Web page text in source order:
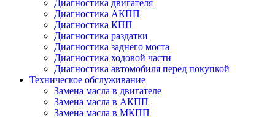
Диагностика двигателя
Диагностика АКПП
Диагностика КПП
Диагностика раздатки
Диагностика заднего моста
Диагностика ходовой части
Диагностика автомобиля перед покупкой
Техническое обслуживание
Замена масла в двигателе
Замена масла в АКПП
Замена масла в МКПП